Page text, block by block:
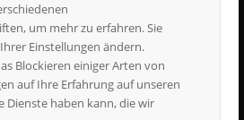
um mehr zu erfahren. Sie
Einstellungen ändern.
Blockieren einiger Arten von
auf Ihre Erfahrung auf unseren
Dienste haben kann, die wir
GMBH